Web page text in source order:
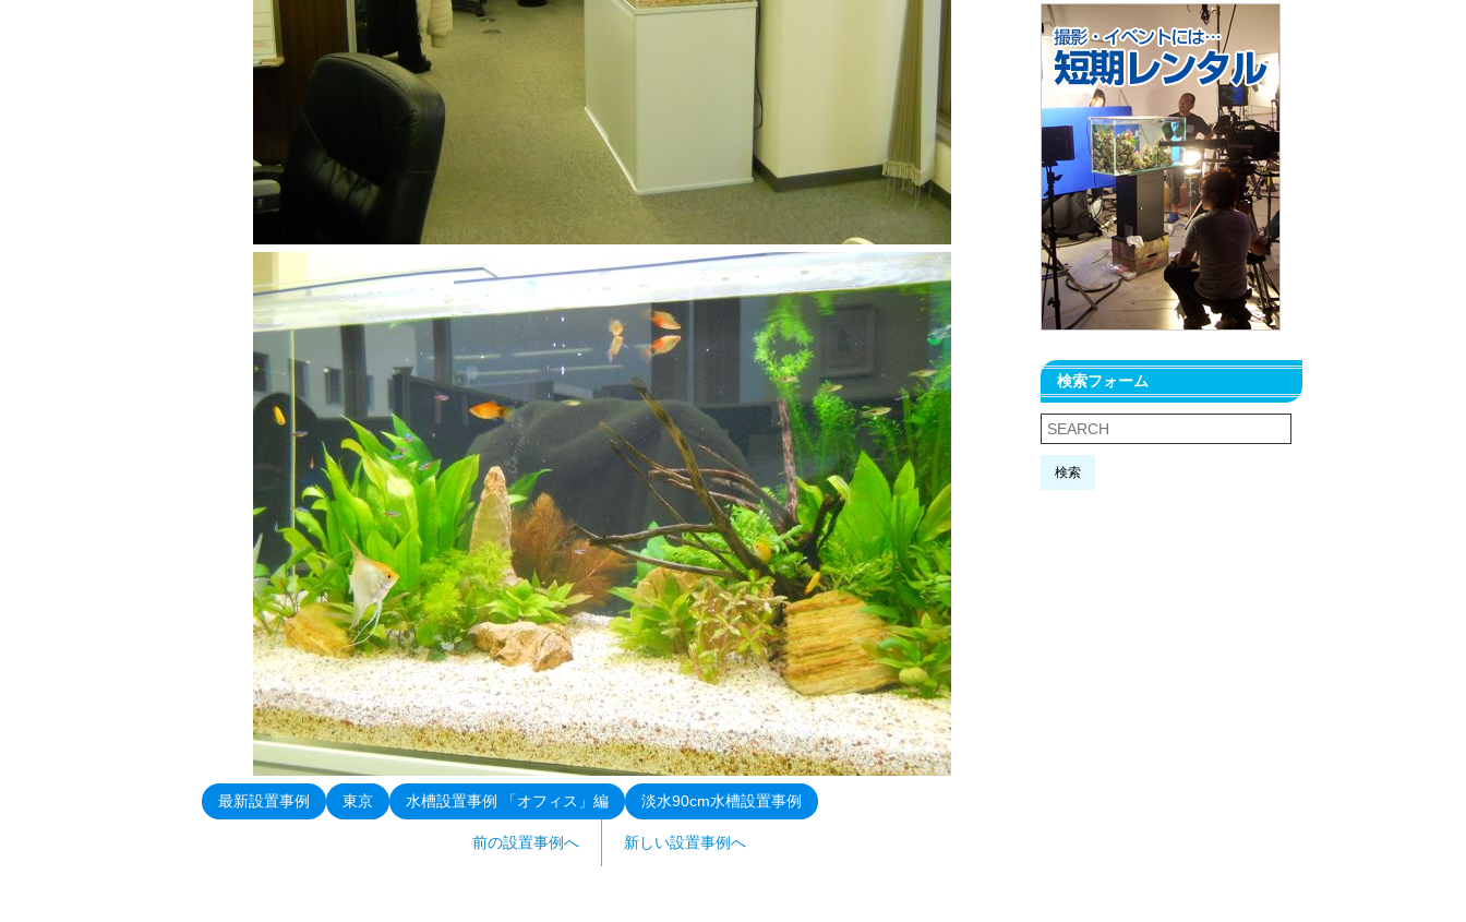
最新設置事例 東京 水槽設置事例 「オフィス」編 淡水90cm水槽設置事例
前の設置事例へ 新しい設置事例へ
検索フォーム
検索